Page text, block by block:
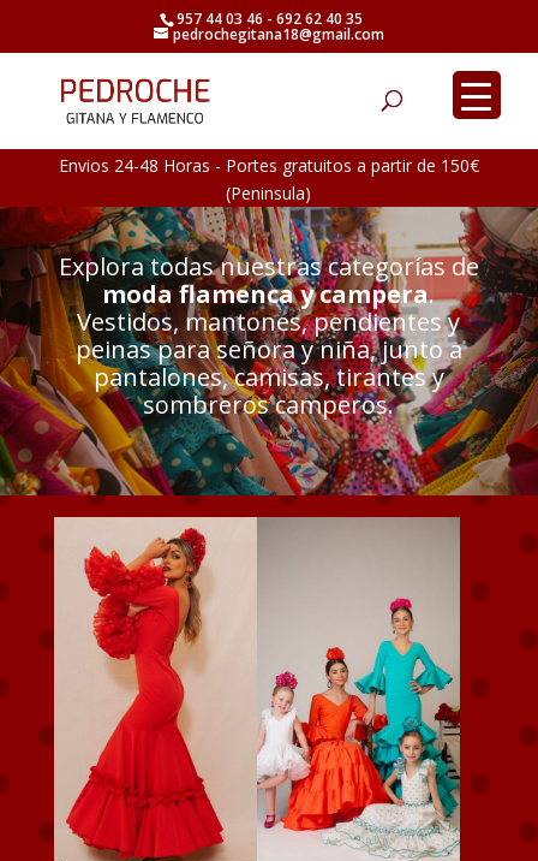
957 44 03 46 - 692 62 40 35
pedrochegitana18@gmail.com
Envios 24-48 Horas - Portes gratuitos a partir de 150€
(Peninsula)
Explora todas nuestras categorías de
moda flamenca y campera.
Vestidos, mantones, pendientes y
peinas para señora y niña, junto a
pantalones, camisas, tirantes y
sombreros camperos.